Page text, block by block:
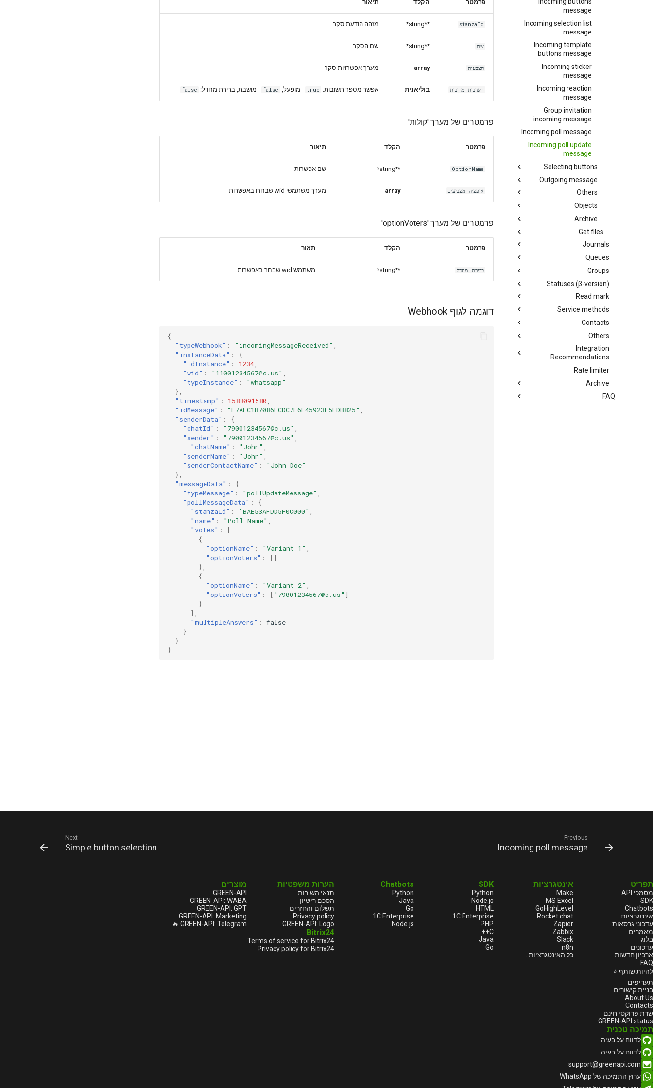
message
Incoming selection list
message
Incoming template
buttons message
Incoming sticker
message
Incoming reaction
message
Group invitation
incoming message
Incoming poll message
Incoming poll update
message
Selecting buttons
Outgoing message
Others
Objects
Archive
Get files
Journals
Queues
Groups
Statuses (β-version)
Read mark
Service methods
Contacts
Others
Integration
Recommendations
Rate limiter
Archive
FAQ
פרמטר הקלד תיאור
stanzaId
**string* מזהה הודעת סקר
שם **string* שם הסקר
הצבעות array מערך אפשרויות סקר
תשובות מרובות בוליאנית אפשר מספר תשובות. true - מופעל, false - מושבת, ברירת מחדל: false
פרמטרים של מערך 'קולות'
פרמטר הקלד תיאור
OptionName
**string* שם אפשרות
אופציה מצביעים array מערך משתמשי wid שבחרו באפשרות
פרמטרים של מערך 'optionVoters'
פרמטר הקלד תֵאוּר
ברירת מחדל **string* משתמש wid שבחר באפשרות
דוגמה לגוף Webhook
{
"typeWebhook" : "incomingMessageReceived"
"instanceData" :
{
"idInstance" : 1234
"wid" : "11001234567@c.us"
"typeInstance" :
"whatsapp"
},
"timestamp" : 1588091580
"idMessage" : "F7AEC1B7086ECDC7E6E45923F5EDB825"
"senderData" :
{
"chatId" : "79001234567@c.us"
"sender" : "79001234567@c.us"
"chatName" : "John"
"senderName" : "John"
"senderContactName" :
"John Doe"
},
"messageData" :
{
"typeMessage" : "pollUpdateMessage"
"pollMessageData" :
{
"stanzaId" : "BAE53AFDD5F0C000"
"name" : "Poll Name"
"votes" :
[
{
"optionName" : "Variant 1"
"optionVoters" :
[]
},
{
"optionName" : "Variant 2"
"optionVoters" : [ "79001234567@c.us" ]
}
],
"multipleAnswers" :
false
}
}
}
Previous
Incoming poll message
Next
Simple button selection
תפריט
מסמכי API
SDK
Chatbots
אינטגרציות
עדכוני גרסאות
מאמרים
בלוג
עדכונים
ארכיון חדשות
FAQ
להיות שותף ⭐
תעריפים
בניית קישורים
About Us
Contacts
שרת פרוקסי חינם
GREEN-API status
אינטגרציות
Make
MS Excel
GoHighLevel
Rocket.chat
Zapier
Zabbix
Slack
n8n
כל האינטגרציות...
SDK
Python
Node.js
HTML
1С:Enterprise
PHP
C++
Java
Go
Chatbots
Python
Java
Go
1С:Enterprise
Node.js
הערות משפטיות
תנאי השירות
הסכם רישיון
תשלום והחזרים
Privacy policy
GREEN-API: Logo
Bitrix24
Terms of service for Bitrix24
Privacy policy for Bitrix24
מוצרים
GREEN-API
GREEN-API: WABA
GREEN-API: GPT
GREEN-API: Marketing
GREEN-API: Telegram 🔥
תמיכה טכנית
לדווח על בעיה
לדווח על בעיה
support@greenapi.com
ערוץ התמיכה של WhatsApp